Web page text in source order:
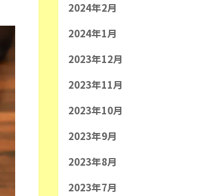
2024年2月
2024年1月
2023年12月
2023年11月
2023年10月
2023年9月
2023年8月
2023年7月